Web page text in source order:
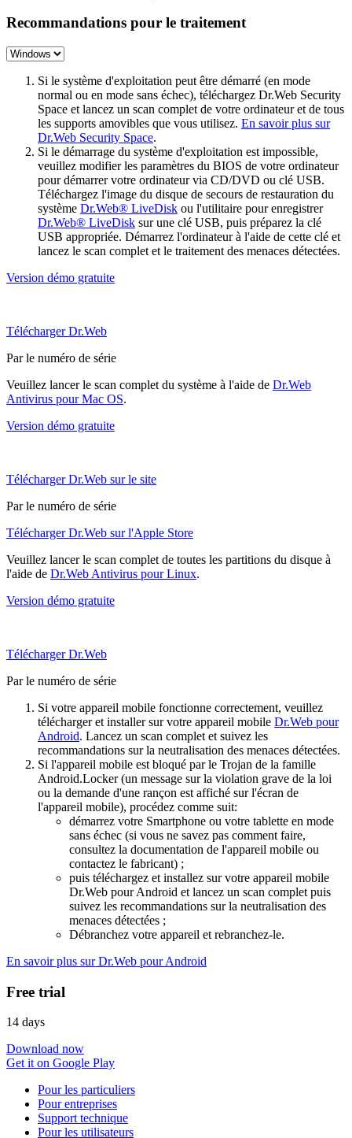
Recommandations pour le traitement
Si le système d'exploitation peut être démarré (en mode
normal ou en mode sans échec), téléchargez Dr.Web Security
Space et lancez un scan complet de votre ordinateur et de tous
les supports amovibles que vous utilisez. En savoir plus sur
Dr.Web Security Space.
Si le démarrage du système d'exploitation est impossible,
veuillez modifier les paramètres du BIOS de votre ordinateur
pour démarrer votre ordinateur via CD/DVD ou clé USB.
Téléchargez l'image du disque de secours de restauration du
système Dr.Web® LiveDisk ou l'utilitaire pour enregistrer
Dr.Web® LiveDisk sur une clé USB, puis préparez la clé
USB appropriée. Démarrez l'ordinateur à l'aide de cette clé et
lancez le scan complet et le traitement des menaces détectées.
Version démo gratuite
Télécharger Dr.Web
Par le numéro de série
Veuillez lancer le scan complet du système à l'aide de Dr.Web
Antivirus pour Mac OS.
Version démo gratuite
Télécharger Dr.Web sur le site
Par le numéro de série
Télécharger Dr.Web sur l'Apple Store
Veuillez lancer le scan complet de toutes les partitions du disque à
l'aide de Dr.Web Antivirus pour Linux.
Version démo gratuite
Télécharger Dr.Web
Par le numéro de série
Si votre appareil mobile fonctionne correctement, veuillez
télécharger et installer sur votre appareil mobile Dr.Web pour
Android. Lancez un scan complet et suivez les
recommandations sur la neutralisation des menaces détectées.
Si l'appareil mobile est bloqué par le Trojan de la famille
Android.Locker (un message sur la violation grave de la loi
ou la demande d'une rançon est affiché sur l'écran de
l'appareil mobile), procédez comme suit:
démarrez votre Smartphone ou votre tablette en mode
sans échec (si vous ne savez pas comment faire,
consultez la documentation de l'appareil mobile ou
contactez le fabricant) ;
puis téléchargez et installez sur votre appareil mobile
Dr.Web pour Android et lancez un scan complet puis
suivez les recommandations sur la neutralisation des
menaces détectées ;
Débranchez votre appareil et rebranchez-le.
En savoir plus sur Dr.Web pour Android
Free trial
14 days
Download now
Get it on Google Play
Pour les particuliers
Pour entreprises
Support technique
Pour les utilisateurs